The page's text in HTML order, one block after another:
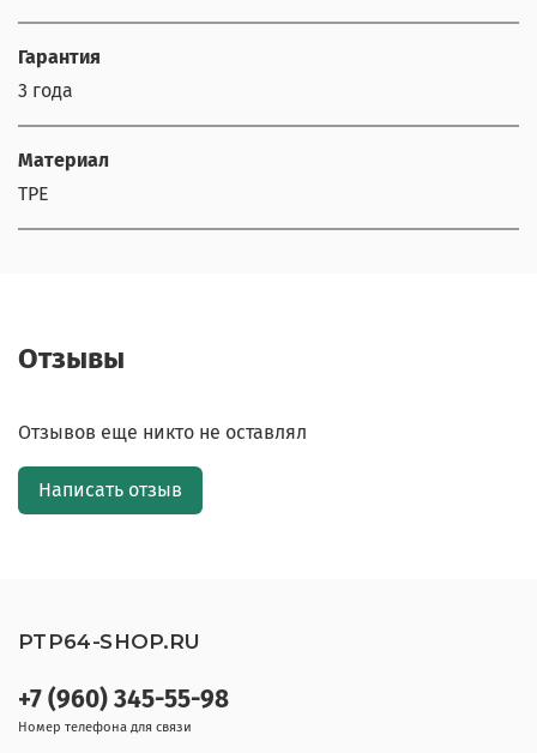
Гарантия
3 года
Материал
TPE
Отзывы
Отзывов еще никто не оставлял
Написать отзыв
+7 (960) 345-55-98
Номер телефона для связи
PTP64-SHOP.RU